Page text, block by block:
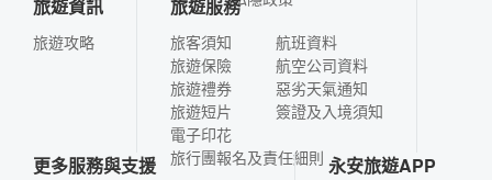
旅遊資訊
旅遊攻略
旅遊服務
旅客須知
旅遊保險
旅遊禮券
旅遊短片
電子印花
航班資料
航空公司資料
惡劣天氣通知
簽證及入境須知
旅行團報名及責任細則
更多服務與支援 永安旅遊APP